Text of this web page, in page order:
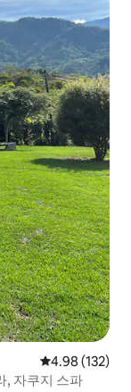
평점 4.98점(5
4.98 (132)
, 자쿠지 스파